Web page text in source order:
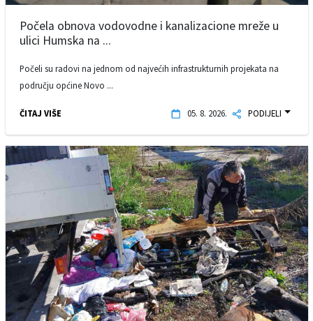
Počela obnova vodovodne i kanalizacione mreže u
ulici Humska na ...
Počeli su radovi na jednom od najvećih infrastrukturnih projekata na
području općine Novo ...
ČITAJ VIŠE 05. 8. 2026. PODIJELI